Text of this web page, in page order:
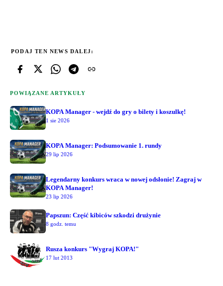
PODAJ TEN NEWS DALEJ:
POWIĄZANE ARTYKUŁY
KOPA Manager - wejdź do gry o bilety i koszulkę!
1 sie 2026
KOPA Manager: Podsumowanie 1. rundy
29 lip 2026
Legendarny konkurs wraca w nowej odsłonie! Zagraj w
KOPA Manager!
23 lip 2026
Papszun: Część kibiców szkodzi drużynie
8 godz. temu
Rusza konkurs "Wygraj KOPA!"
17 lut 2013